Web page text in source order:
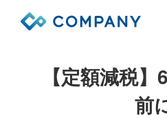
COMPANYシリーズ
【定額減税
前